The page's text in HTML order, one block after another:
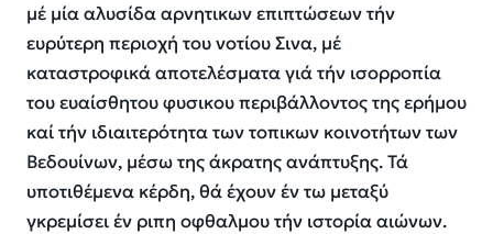
μέ μία αλυσίδα αρνητικων επιπτώσεων τήν
ευρύτερη περιοχή του νοτίου Σινα, μέ
καταστροφικά αποτελέσματα γιά τήν ισορροπία
του ευαίσθητου φυσικου περιβάλλοντος της ερήμου
καί τήν ιδιαιτερότητα των τοπικων κοινοτήτων των
Βεδουίνων, μέσω της άκρατης ανάπτυξης. Τά
υποτιθέμενα κέρδη, θά έχουν έν τω μεταξύ
γκρεμίσει έν ριπη οφθαλμου τήν ιστορία αιώνων.